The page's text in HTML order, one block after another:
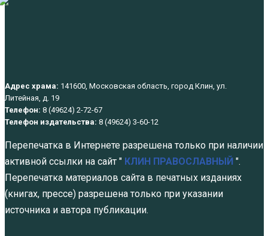
Адрес храма: 141600, Московская область, город Клин, ул.
Литейная, д. 19
Телефон: 8 (49624) 2-72-67
Телефон издательства: 8 (49624) 3-60-12
Перепечатка в Интернете разрешена только при наличии
активной ссылки на сайт " КЛИН ПРАВОСЛАВНЫЙ ".
Перепечатка материалов сайта в печатных изданиях
(книгах, прессе) разрешена только при указании
источника и автора публикации.